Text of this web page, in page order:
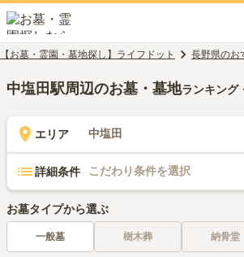
【お墓・霊園・墓地探し】ライフドット 長野県のお
中塩田駅周辺のお墓・墓地ランキング
エリア 中塩田
詳細条件 こだわり条件を選択
お墓タイプから選ぶ
一般墓 樹木葬 納骨堂